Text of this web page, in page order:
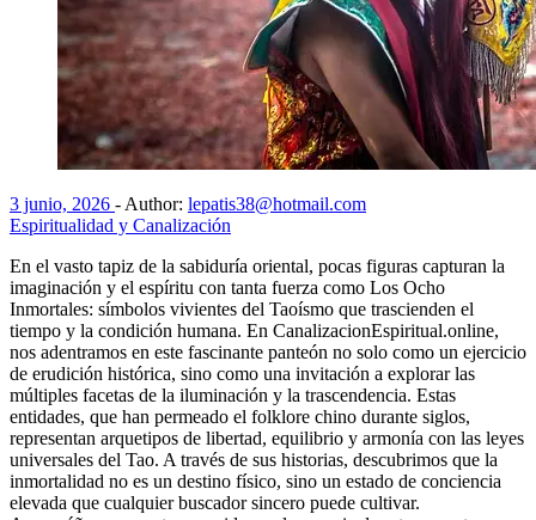
3 junio, 2026 - Author: lepatis38@hotmail.com
Espiritualidad y Canalización
En el vasto tapiz de la sabiduría oriental, pocas figuras capturan la
imaginación y el espíritu con tanta fuerza como Los Ocho
Inmortales: símbolos vivientes del Taoísmo que trascienden el
tiempo y la condición humana. En CanalizacionEspiritual.online,
nos adentramos en este fascinante panteón no solo como un ejercicio
de erudición histórica, sino como una invitación a explorar las
múltiples facetas de la iluminación y la trascendencia. Estas
entidades, que han permeado el folklore chino durante siglos,
representan arquetipos de libertad, equilibrio y armonía con las leyes
universales del Tao. A través de sus historias, descubrimos que la
inmortalidad no es un destino físico, sino un estado de conciencia
elevada que cualquier buscador sincero puede cultivar.